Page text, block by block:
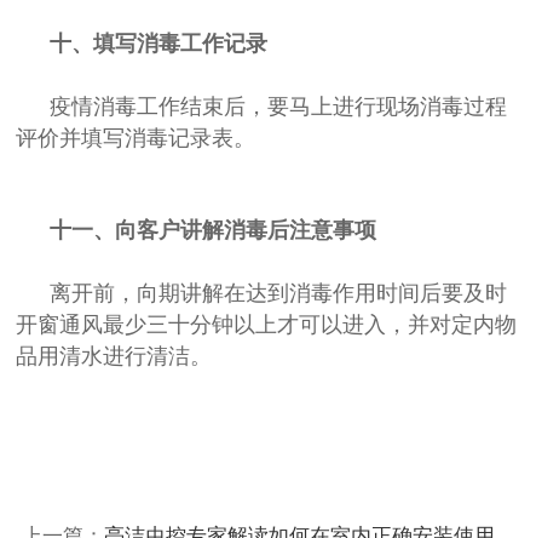
十、填写消毒工作记录
疫情消毒工作结束后，要马上进行现场消毒过程
评价并填写消毒记录表。
十一、向客户讲解消毒后注意事项
离开前，向期讲解在达到消毒作用时间后要及时
开窗通风最少三十分钟以上才可以进入，并对定内物
品用清水进行清洁。